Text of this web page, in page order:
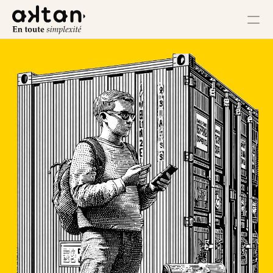
Agence
Ressources
Contact
Impact Utilisateur
Impact Client
Impact Collaborateur
Impact Écosystème
Impact Croissance
Impact Opérations